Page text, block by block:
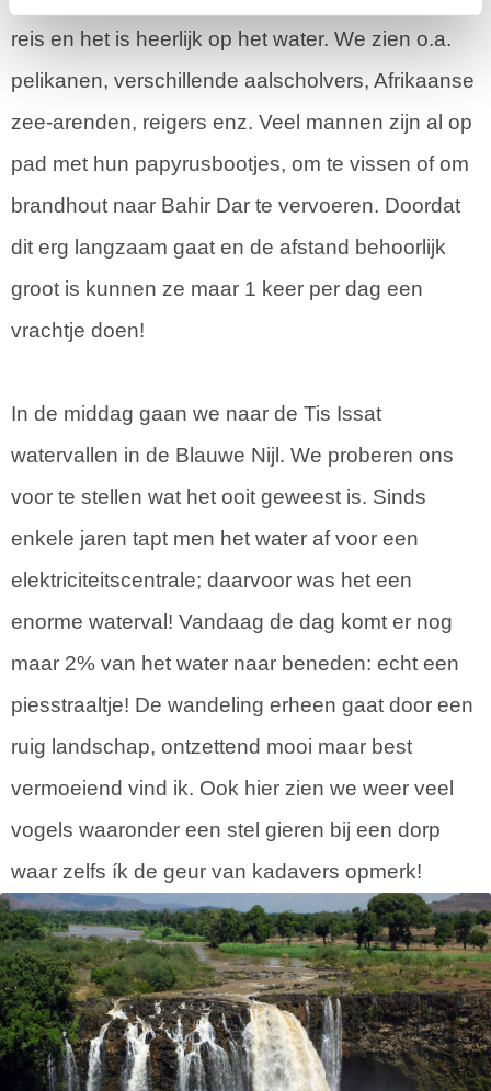
reis en het is heerlijk op het water. We zien o.a.
pelikanen, verschillende aalscholvers, Afrikaanse
zee-arenden, reigers enz. Veel mannen zijn al op
pad met hun papyrusbootjes, om te vissen of om
brandhout naar Bahir Dar te vervoeren. Doordat
dit erg langzaam gaat en de afstand behoorlijk
groot is kunnen ze maar 1 keer per dag een
vrachtje doen!
In de middag gaan we naar de Tis Issat
watervallen in de Blauwe Nijl. We proberen ons
voor te stellen wat het ooit geweest is. Sinds
enkele jaren tapt men het water af voor een
elektriciteitscentrale; daarvoor was het een
enorme waterval! Vandaag de dag komt er nog
maar 2% van het water naar beneden: echt een
piesstraaltje! De wandeling erheen gaat door een
ruig landschap, ontzettend mooi maar best
vermoeiend vind ik. Ook hier zien we weer veel
vogels waaronder een stel gieren bij een dorp
waar zelfs ík de geur van kadavers opmerk!